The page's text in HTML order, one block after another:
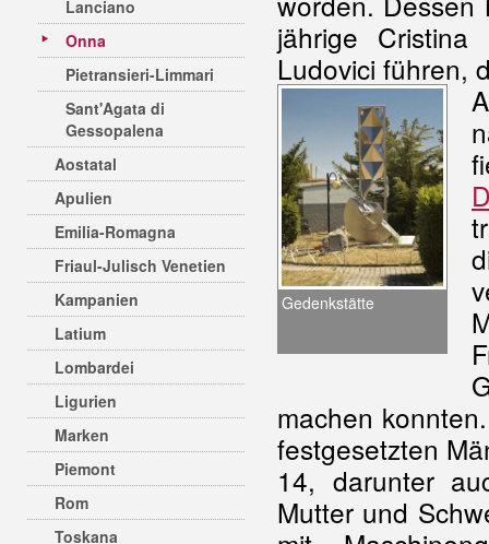
Lanciano
Onna
Pietransieri-Limmari
Sant'Agata di
Gessopalena
Aostatal
Apulien
Emilia-Romagna
Friaul-Julisch Venetien
Kampanien
Latium
Lombardei
Ligurien
Marken
Piemont
Rom
Toskana
jährige
Ludovici führen,
Gedenkstätte
machen
festgesetzten
14, darunter
Mutter und